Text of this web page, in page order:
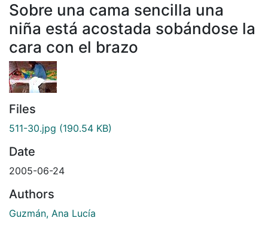
Sobre una cama sencilla una
niña está acostada sobándose la
cara con el brazo
Files
511-30.jpg (190.54 KB)
Date
2005-06-24
Authors
Guzmán, Ana Lucía